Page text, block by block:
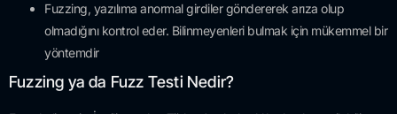
Fuzzing, yazılıma anormal girdiler göndererek arıza olup
olmadığını kontrol eder. Bilinmeyenleri bulmak için mükemmel bir
yöntemdir
Fuzzing ya da Fuzz Testi Nedir?